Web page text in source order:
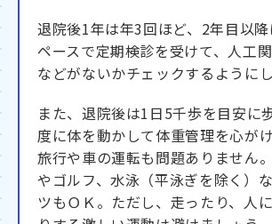
退院後1年は年3回ほど、2年目以
ペースで定期検診を受けて、人工
などがないかチェックするようにし
また、退院後は1日5千歩を目安に
度に体を動かして体重管理を心がけ
旅行や車の運転も問題ありません
やゴルフ、水泳（平泳ぎを除く）
ツもＯＫ。ただし、走ったり、人